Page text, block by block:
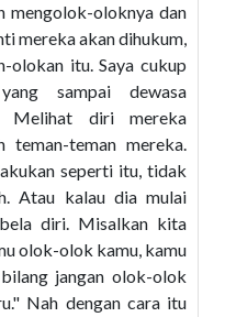
mengolok-oloknya dan
mereka akan dihukum,
olokan itu. Saya cukup
sampai dewasa
Melihat diri mereka
teman-teman mereka.
seperti itu, tidak
Atau kalau dia mulai
diri. Misalkan kita
olok-olok kamu, kamu
jangan olok-olok
Nah dengan cara itu